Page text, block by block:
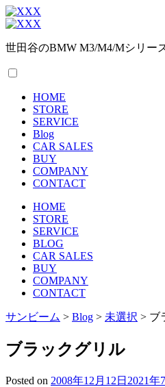
世田谷のBMW M3/M4/Mシリー
HOME
STORE
SERVICE
Blog
CAR SALES
BUY
COMPANY
CONTACT
HOME
STORE
SERVICE
BLOG
CAR SALES
BUY
COMPANY
CONTACT
サンビーム > Blog > 未選択 > ブ
ブラックグリル
Posted on 2008年12月12日 2021年